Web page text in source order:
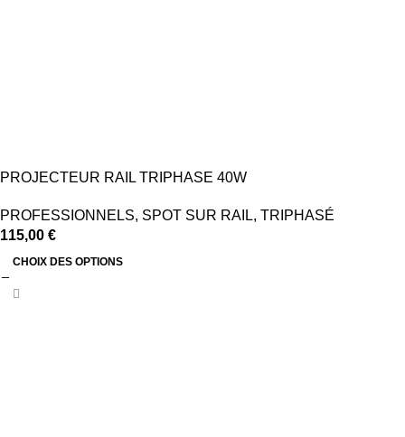
PROJECTEUR RAIL TRIPHASE 40W
PROFESSIONNELS, SPOT SUR RAIL, TRIPHASÉ
115,00 €
CHOIX DES OPTIONS